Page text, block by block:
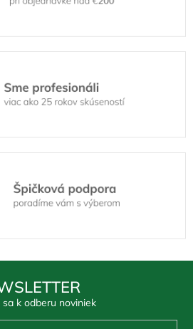
sa k odberu noviniek